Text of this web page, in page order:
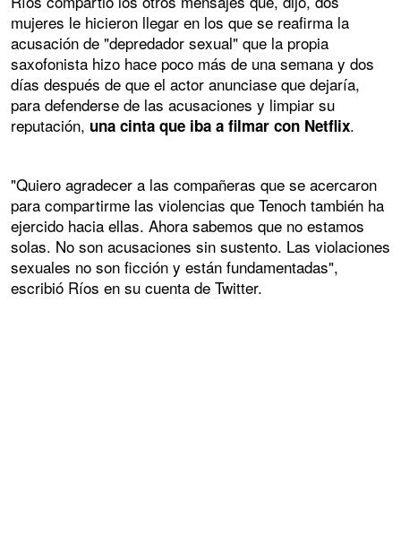
mujeres le hicieron llegar en los que se reafirma la
acusación de "depredador sexual" que la propia
saxofonista hizo hace poco más de una semana y dos
días después de que el actor anunciase que dejaría,
para defenderse de las acusaciones y limpiar su
reputación, una cinta que iba a filmar con Netflix.
"Quiero agradecer a las compañeras que se acercaron
para compartirme las violencias que Tenoch también ha
ejercido hacia ellas. Ahora sabemos que no estamos
solas. No son acusaciones sin sustento. Las violaciones
sexuales no son ficción y están fundamentadas",
escribió Ríos en su cuenta de Twitter.